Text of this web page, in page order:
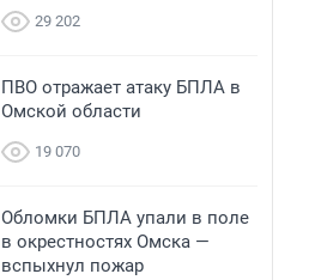
29 202
ПВО отражает атаку БПЛА в
Омской области
19 070
Обломки БПЛА упали в поле
в окрестностях Омска —
вспыхнул пожар